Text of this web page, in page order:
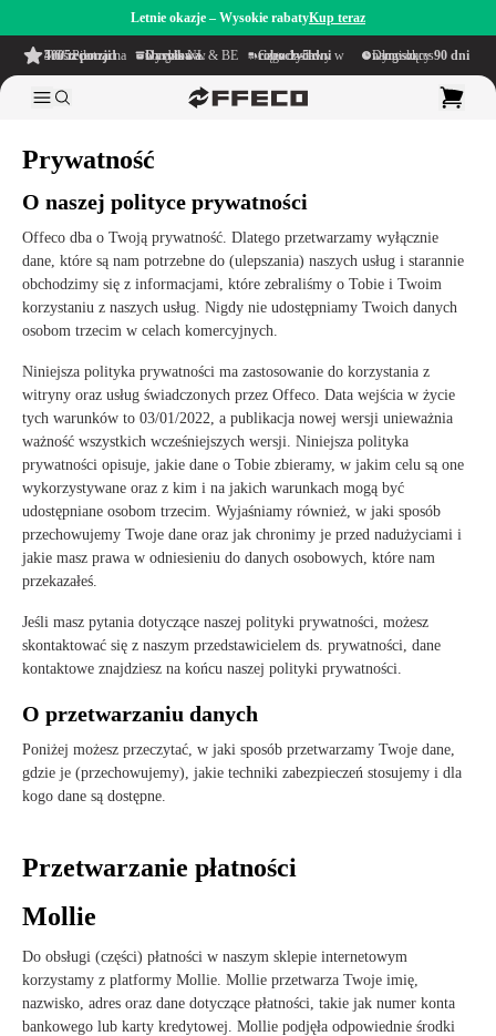
Letnie okazje – Wysokie rabatyKup teraz
4.6/5
z ponad 500 recenzji
na TrustPilot Darmowa wysyłka
w obrębie NL & BE Czas dostawy w ciągu
1–5 dni roboczych Długi okres namysłu wynoszący90 dni
Prywatność
O naszej polityce prywatności
Offeco dba o Twoją prywatność. Dlatego przetwarzamy wyłącznie
dane, które są nam potrzebne do (ulepszania) naszych usług i starannie
obchodzimy się z informacjami, które zebraliśmy o Tobie i Twoim
korzystaniu z naszych usług. Nigdy nie udostępniamy Twoich danych
osobom trzecim w celach komercyjnych.
Niniejsza polityka prywatności ma zastosowanie do korzystania z
witryny oraz usług świadczonych przez Offeco. Data wejścia w życie
tych warunków to 03/01/2022, a publikacja nowej wersji unieważnia
ważność wszystkich wcześniejszych wersji. Niniejsza polityka
prywatności opisuje, jakie dane o Tobie zbieramy, w jakim celu są one
wykorzystywane oraz z kim i na jakich warunkach mogą być
udostępniane osobom trzecim. Wyjaśniamy również, w jaki sposób
przechowujemy Twoje dane oraz jak chronimy je przed nadużyciami i
jakie masz prawa w odniesieniu do danych osobowych, które nam
przekazałeś.
Jeśli masz pytania dotyczące naszej polityki prywatności, możesz
skontaktować się z naszym przedstawicielem ds. prywatności, dane
kontaktowe znajdziesz na końcu naszej polityki prywatności.
O przetwarzaniu danych
Poniżej możesz przeczytać, w jaki sposób przetwarzamy Twoje dane,
gdzie je (przechowujemy), jakie techniki zabezpieczeń stosujemy i dla
kogo dane są dostępne.
Przetwarzanie płatności
Mollie
Do obsługi (części) płatności w naszym sklepie internetowym
korzystamy z platformy Mollie. Mollie przetwarza Twoje imię,
nazwisko, adres oraz dane dotyczące płatności, takie jak numer konta
bankowego lub karty kredytowej. Mollie podjęła odpowiednie środki